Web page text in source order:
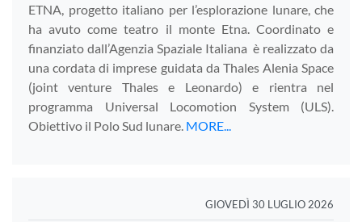
ETNA, progetto italiano per l’esplorazione lunare, che
ha avuto come teatro il monte Etna. Coordinato e
finanziato dall’Agenzia Spaziale Italiana è realizzato da
una cordata di imprese guidata da Thales Alenia Space
(joint venture Thales e Leonardo) e rientra nel
programma Universal Locomotion System (ULS).
Obiettivo il Polo Sud lunare. MORE...
GIOVEDÌ 30 LUGLIO 2026